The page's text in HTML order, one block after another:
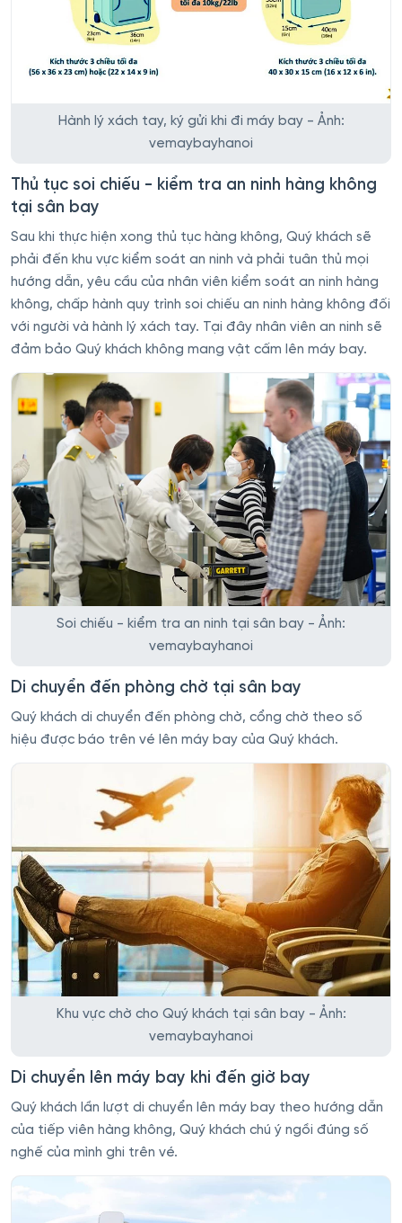
Hành lý xách tay, ký gửi khi đi máy bay - Ảnh:
vemaybayhanoi
Thủ tục soi chiếu - kiểm tra an ninh hàng không
tại sân bay
Sau khi thực hiện xong thủ tục hàng không, Quý khách sẽ
phải đến khu vực kiểm soát an ninh và phải tuân thủ mọi
hướng dẫn, yêu cầu của nhân viên kiểm soát an ninh hàng
không, chấp hành quy trình soi chiếu an ninh hàng không đối
với người và hành lý xách tay. Tại đây nhân viên an ninh sẽ
đảm bảo Quý khách không mang vật cấm lên máy bay.
Soi chiếu - kiểm tra an ninh tại sân bay - Ảnh:
vemaybayhanoi
Di chuyển đến phòng chờ tại sân bay
Quý khách di chuyển đến phòng chờ, cổng chờ theo số
hiệu được báo trên vé lên máy bay của Quý khách.
Khu vực chờ cho Quý khách tại sân bay - Ảnh:
vemaybayhanoi
Di chuyển lên máy bay khi đến giờ bay
Quý khách lần lượt di chuyển lên máy bay theo hướng dẫn
của tiếp viên hàng không, Quý khách chú ý ngồi đúng số
nghế của mình ghi trên vé.